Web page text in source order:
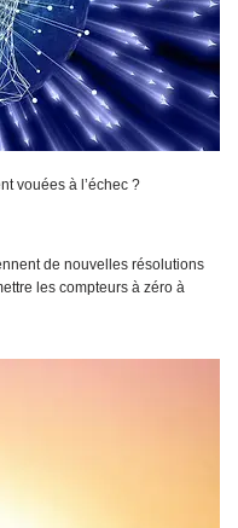
vouées à l’échec ?
de nouvelles résolutions
les compteurs à zéro à